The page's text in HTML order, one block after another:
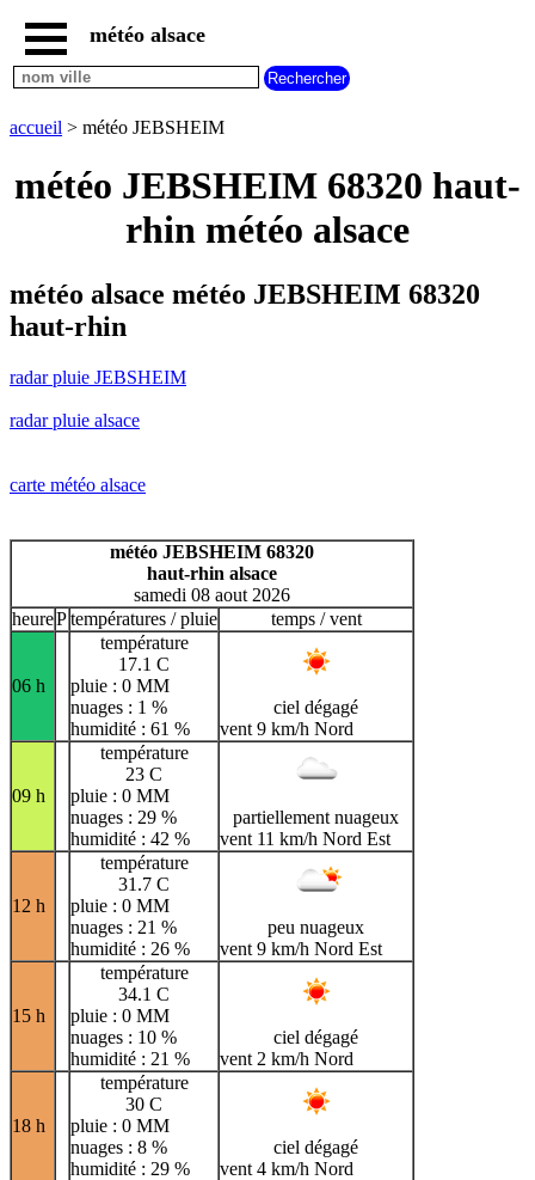
accueil
radar
JEBSHEIM
météo
alsace
carte
météo
météo
H
I J K L M
N
T
U
V
W X Y Z
météo alsace
accueil > météo JEBSHEIM
météo JEBSHEIM 68320 haut-
rhin météo alsace
météo alsace météo JEBSHEIM 68320
haut-rhin
radar pluie JEBSHEIM
radar pluie alsace
carte météo alsace
météo JEBSHEIM 68320
haut-rhin alsace
samedi 08 aout 2026
heurePtempératures / pluie temps / vent
06 h
température
17.1 C
pluie : 0 MM
nuages : 1 %
humidité : 61 %
ciel dégagé
vent 9 km/h Nord
09 h
température
23 C
pluie : 0 MM
nuages : 29 %
humidité : 42 %
partiellement nuageux
vent 11 km/h Nord Est
12 h
température
31.7 C
pluie : 0 MM
nuages : 21 %
humidité : 26 %
peu nuageux
vent 9 km/h Nord Est
15 h
température
34.1 C
pluie : 0 MM
nuages : 10 %
humidité : 21 %
ciel dégagé
vent 2 km/h Nord
18 h
température
30 C
pluie : 0 MM
nuages : 8 %
humidité : 29 %
ciel dégagé
vent 4 km/h Nord